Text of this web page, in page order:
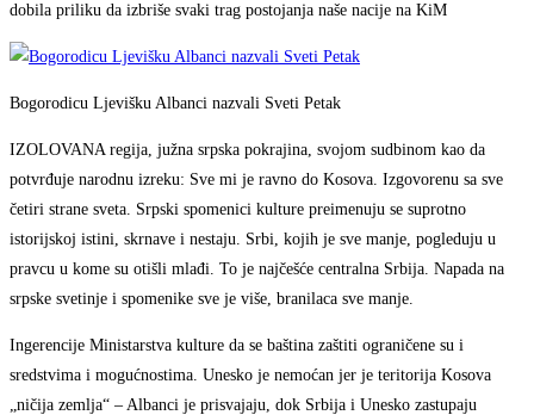
dobila priliku da izbriše svaki trag postojanja naše nacije na KiM
Bogorodicu Ljevišku Albanci nazvali Sveti Petak
IZOLOVANA regija, južna srpska pokrajina, svojom sudbinom kao da
potvrđuje narodnu izreku: Sve mi je ravno do Kosova. Izgovorenu sa sve
četiri strane sveta. Srpski spomenici kulture preimenuju se suprotno
istorijskoj istini, skrnave i nestaju. Srbi, kojih je sve manje, pogleduju u
pravcu u kome su otišli mlađi. To je najčešće centralna Srbija. Napada na
srpske svetinje i spomenike sve je više, branilaca sve manje.
Ingerencije Ministarstva kulture da se baština zaštiti ograničene su i
sredstvima i mogućnostima. Unesko je nemoćan jer je teritorija Kosova
„ničija zemlja“ – Albanci je prisvajaju, dok Srbija i Unesko zastupaju